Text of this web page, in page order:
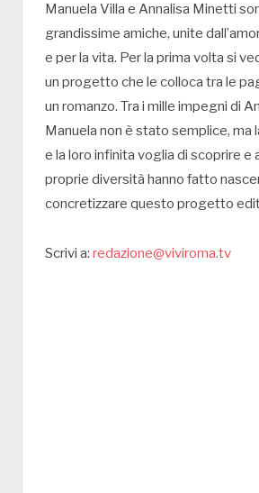
Manuela Villa e Annalisa Minetti
grandissime amiche, unite
e per la vita. Per la prima volta si
un progetto che le colloca tra le
un romanzo. Tra i mille impegni di
Manuela non è stato semplice, ma
e la loro infinita voglia di scoprire e
proprie diversità hanno fatto
concretizzare questo progetto
Scrivi a: redazione@viviroma.tv